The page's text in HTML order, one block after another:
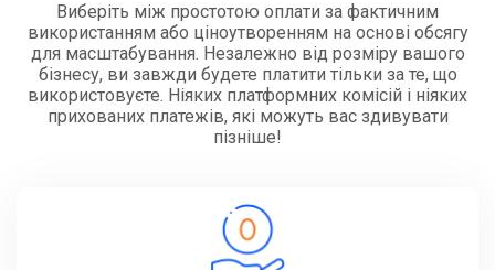
Виберіть між простотою оплати за фактичним
використанням або ціноутворенням на основі обсягу
для масштабування. Незалежно від розміру вашого
бізнесу, ви завжди будете платити тільки за те, що
використовуєте. Ніяких платформних комісій і ніяких
прихованих платежів, які можуть вас здивувати
пізніше!